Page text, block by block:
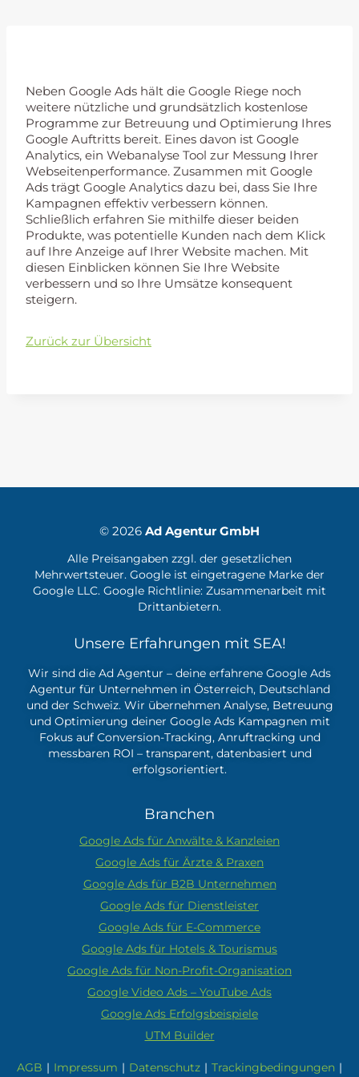
Neben Google Ads hält die Google Riege noch
weitere nützliche und grundsätzlich kostenlose
Programme zur Betreuung und Optimierung Ihres
Google Auftritts bereit. Eines davon ist Google
Analytics, ein Webanalyse Tool zur Messung Ihrer
Webseitenperformance. Zusammen mit Google
Ads trägt Google Analytics dazu bei, dass Sie Ihre
Kampagnen effektiv verbessern können.
Schließlich erfahren Sie mithilfe dieser beiden
Produkte, was potentielle Kunden nach dem Klick
auf Ihre Anzeige auf Ihrer Website machen. Mit
diesen Einblicken können Sie Ihre Website
verbessern und so Ihre Umsätze konsequent
steigern.
Zurück zur Übersicht
© 2026 Ad Agentur GmbH
Alle Preisangaben zzgl. der gesetzlichen
Mehrwertsteuer. Google ist eingetragene Marke der
Google LLC. Google Richtlinie: Zusammenarbeit mit
Drittanbietern.
Unsere Erfahrungen mit SEA!
Wir sind die Ad Agentur – deine erfahrene Google Ads
Agentur für Unternehmen in Österreich, Deutschland
und der Schweiz. Wir übernehmen Analyse, Betreuung
und Optimierung deiner Google Ads Kampagnen mit
Fokus auf Conversion-Tracking, Anruftracking und
messbaren ROI – transparent, datenbasiert und
erfolgsorientiert.
Branchen
Google Ads für Anwälte & Kanzleien
Google Ads für Ärzte & Praxen
Google Ads für B2B Unternehmen
Google Ads für Dienstleister
Google Ads für E-Commerce
Google Ads für Hotels & Tourismus
Google Ads für Non-Profit-Organisation
Google Video Ads – YouTube Ads
Google Ads Erfolgsbeispiele
UTM Builder
AGB | Impressum | Datenschutz | Trackingbedingungen |